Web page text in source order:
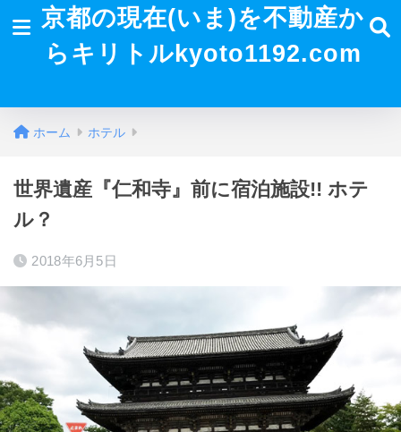
京都の現在(いま)を不動産か
らキリトルkyoto1192.com
ホーム ホテル
世界遺産『仁和寺』前に宿泊施設!! ホテ
ル？
2018年6月5日